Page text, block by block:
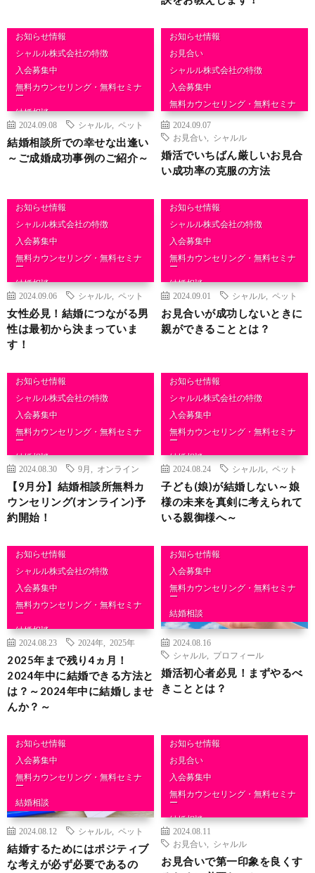
お知らせ情報
シャルル株式会社の特徴
入会募集中
無料カウンセリング・無料セミナ
ー
結婚相談
2024.09.08 シャルル ペット
結婚相談所での幸せな出逢い
～ご成婚成功事例のご紹介～
お知らせ情報
お見合い
シャルル株式会社の特徴
入会募集中
無料カウンセリング・無料セミナ
ー
結婚相談
2024.09.07
お見合い
シャルル
婚活でいちばん厳しいお見合
い成功率の克服の方法
お知らせ情報
シャルル株式会社の特徴
入会募集中
無料カウンセリング・無料セミナ
ー
結婚相談
2024.09.06 シャルル ペット
女性必見！結婚につながる男
性は最初から決まっていま
す！
お知らせ情報
シャルル株式会社の特徴
入会募集中
無料カウンセリング・無料セミナ
ー
結婚相談
2024.09.01 シャルル ペット
お見合いが成功しないときに
親ができることとは？
お知らせ情報
シャルル株式会社の特徴
入会募集中
無料カウンセリング・無料セミナ
ー
結婚相談
2024.08.30 9月 オンライン
【9月分】結婚相談所無料カ
ウンセリング(オンライン)予
約開始！
お知らせ情報
シャルル株式会社の特徴
入会募集中
無料カウンセリング・無料セミナ
ー
結婚相談
2024.08.24 シャルル ペット
子ども(娘)が結婚しない～娘
様の未来を真剣に考えられて
いる親御様へ～
お知らせ情報
シャルル株式会社の特徴
入会募集中
無料カウンセリング・無料セミナ
ー
結婚相談
2024.08.23 2024年 2025年
2025年まで残り4ヵ月！
2024年中に結婚できる方法と
は？～2024年中に結婚しませ
んか？～
お知らせ情報
入会募集中
無料カウンセリング・無料セミナ
ー
結婚相談
2024.08.16
シャルル
プロフィール
婚活初心者必見！まずやるべ
きこととは？
お知らせ情報
入会募集中
無料カウンセリング・無料セミナ
ー
結婚相談
2024.08.12 シャルル ペット
結婚するためにはポジティブ
な考えが必ず必要であるの
お知らせ情報
お見合い
入会募集中
無料カウンセリング・無料セミナ
ー
結婚相談
2024.08.11
お見合い
シャルル
お見合いで第一印象を良くす